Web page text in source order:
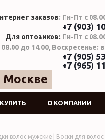
Москве
заказов: Пн-Пт с
+7 (903)
Для оптовиков: Пн-Пт с
08.00 до 14.00, Воскресенье:
+7 (905)
+7 (965)
О КОМПАНИИ
волос мужские | Воски для